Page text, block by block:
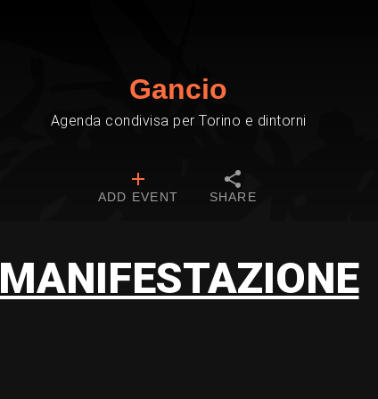
Gancio
Agenda condivisa per Torino e dintorni
ADD EVENT SHARE
MANIFESTAZIONE